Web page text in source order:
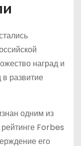
наград и
развитие
одним из
Forbes
его